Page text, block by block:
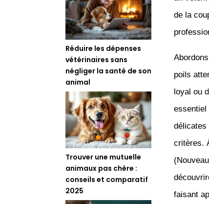
Réduire les dépenses
vétérinaires sans
négliger la santé de son
animal
Trouver une mutuelle
animaux pas chère :
conseils et comparatif
2025
de la
poils
loyal ou
essentiel
délicates
critères.
faisant